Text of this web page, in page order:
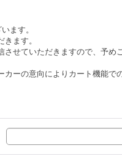
ます。
ます。
せていただきますので、予め
ーの意向によりカート機能